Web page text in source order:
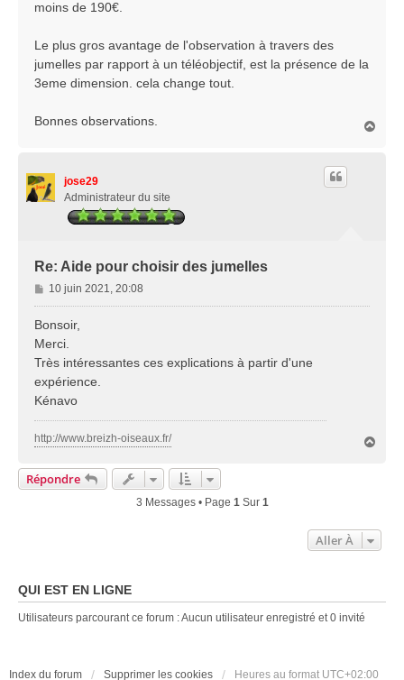
moins de 190€.
Le plus gros avantage de l'observation à travers des
jumelles par rapport à un téléobjectif, est la présence de la
3eme dimension. cela change tout.
Bonnes observations.
jose29
Administrateur du site
Re: Aide pour choisir des jumelles
M
e
s
g
e
10 juin 2021, 20:08
Bonsoir,
Merci.
Très intéressantes ces explications à partir d'une
expérience.
Kénavo
http://www.breizh-oiseaux.fr/
Répondre
3 Messages • Page 1Sur 1
Aller À
QUI EST EN LIGNE
Utilisateurs parcourant ce forum : Aucun utilisateur enregistré et 0 invité
Index du forum Supprimer les cookies Heures au format UTC+02:00